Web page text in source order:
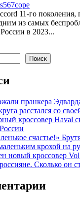
11-го поколения,
из самых
в 2023...
Поиск
пранкера
расстался со
кроссовер Haval
счастье!»
крохой на
новый кроссовер
Сколько он